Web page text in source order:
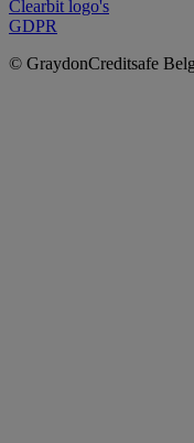
Clearbit logo's
GDPR
© GraydonCreditsafe